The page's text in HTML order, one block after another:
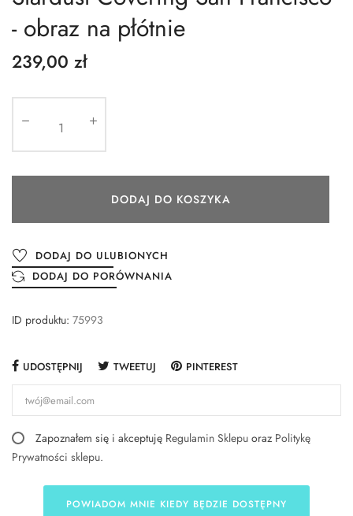
- obraz na płótnie
239,00 zł
DODAJ DO KOSZYKA
DODAJ DO ULUBIONYCH
DODAJ DO PORÓWNANIA
ID produktu: 75993
UDOSTĘPNIJ TWEETUJ PINTEREST
Zapoznałem się i akceptuję Regulamin Sklepu oraz Politykę
Prywatności sklepu.
POWIADOM MNIE KIEDY BĘDZIE DOSTĘPNY